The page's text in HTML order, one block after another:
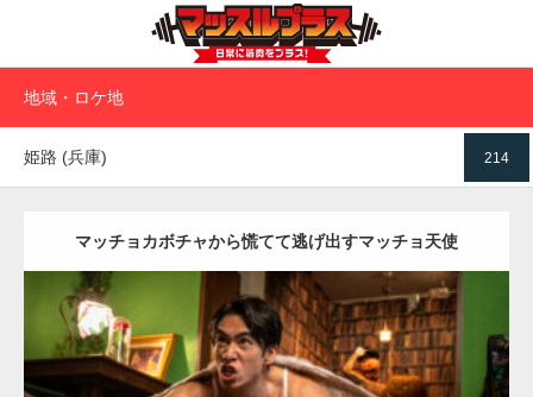
地域・ロケ地
214
姫路 (兵庫)
マッチョカボチャから慌てて逃げ出すマッチョ天使
Update:2023.02.11